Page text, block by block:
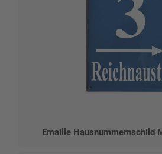
Emaille Hausnummernschild